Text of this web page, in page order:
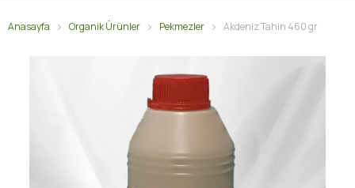
Anasayfa Organik Ürünler Pekmezler Akdeniz Tahin 460 gr